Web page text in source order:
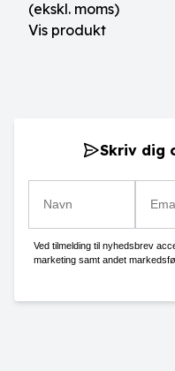
(ekskl. moms)
Vis produkt
Skriv dig
Ved tilmelding til nyhedsbrev
marketing samt andet